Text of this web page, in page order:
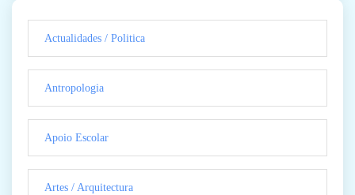
Actualidades / Politica
Antropologia
Apoio Escolar
Artes / Arquitectura